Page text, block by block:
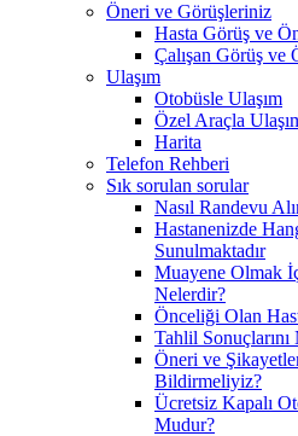
Öneri ve Görüşleriniz
Hasta Görüş ve
Çalışan Görüş ve
Ulaşım
Otobüsle Ulaşım
Özel Araçla
Harita
Telefon Rehberi
Sık sorulan sorular
Nasıl Randevu
Hastanenizde
Sunulmaktadır
Muayene Olmak
Nelerdir?
Önceliği Olan
Tahlil
Öneri ve
Bildirmeliyiz?
Ücretsiz Kapalı
Mudur?